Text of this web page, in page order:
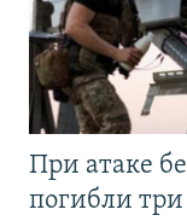
При атаке
погибли три